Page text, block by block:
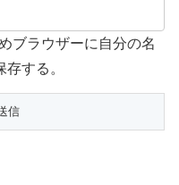
ブラウザーに自分の名
する。